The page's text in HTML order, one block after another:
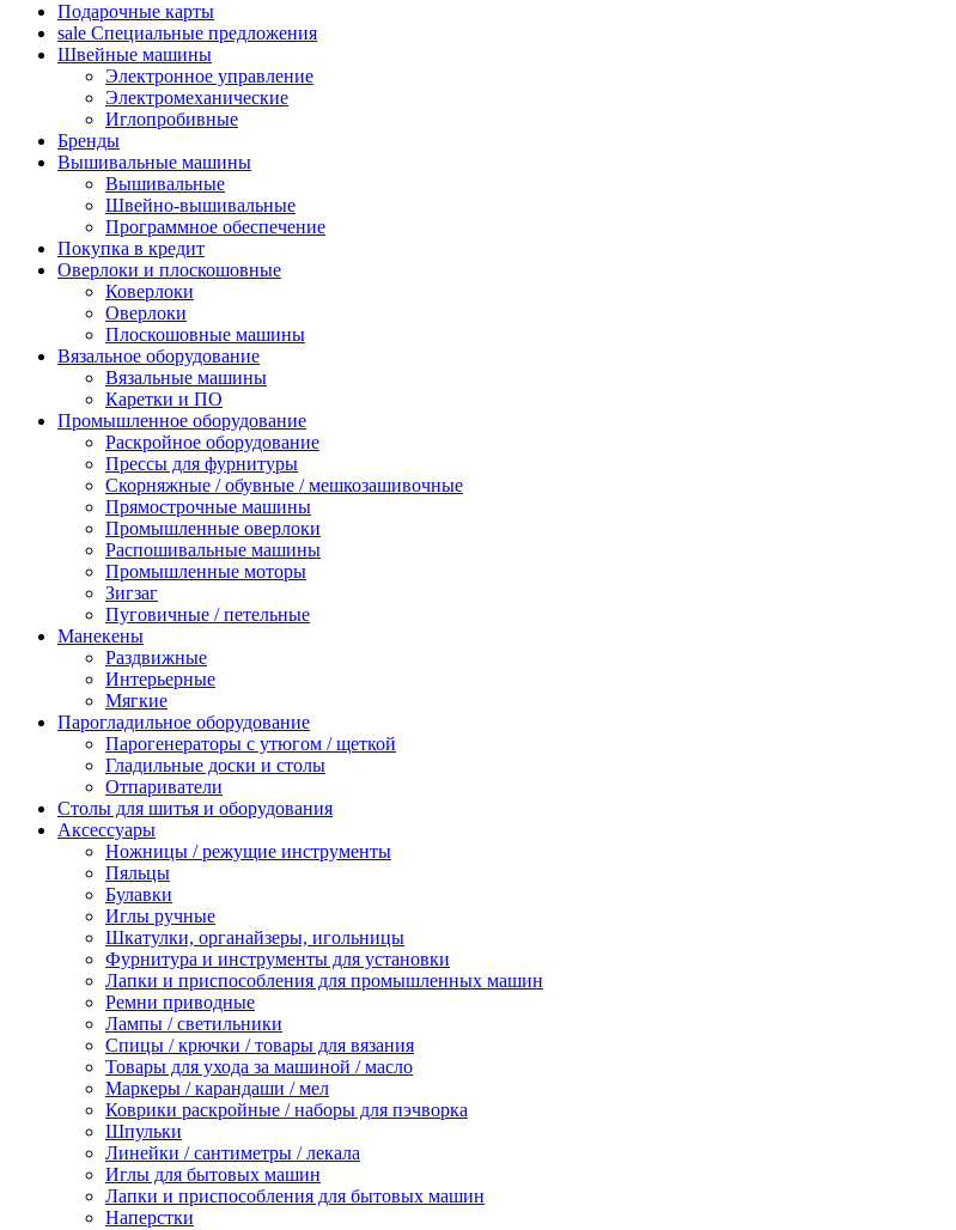
Подарочные карты
sale Специальные предложения
Швейные машины
Электронное управление
Электромеханические
Иглопробивные
Бренды
Вышивальные машины
Вышивальные
Швейно-вышивальные
Программное обеспечение
Покупка в кредит
Оверлоки и плоскошовные
Коверлоки
Оверлоки
Плоскошовные машины
Вязальное оборудование
Вязальные машины
Каретки и ПО
Промышленное оборудование
Раскройное оборудование
Прессы для фурнитуры
Скорняжные / обувные / мешкозашивочные
Прямострочные машины
Промышленные оверлоки
Распошивальные машины
Промышленные моторы
Зигзаг
Пуговичные / петельные
Манекены
Раздвижные
Интерьерные
Мягкие
Парогладильное оборудование
Парогенераторы с утюгом / щеткой
Гладильные доски и столы
Отпариватели
Столы для шитья и оборудования
Аксессуары
Ножницы / режущие инструменты
Пяльцы
Булавки
Иглы ручные
Шкатулки, органайзеры, игольницы
Фурнитура и инструменты для установки
Лапки и приспособления для промышленных машин
Ремни приводные
Лампы / светильники
Спицы / крючки / товары для вязания
Товары для ухода за машиной / масло
Маркеры / карандаши / мел
Коврики раскройные / наборы для пэчворка
Шпульки
Линейки / сантиметры / лекала
Иглы для бытовых машин
Лапки и приспособления для бытовых машин
Наперстки